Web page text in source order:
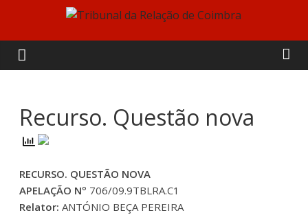
content
Tribunal
da
Relação
de
Coimbra
Recurso. Questão nova
RECURSO. QUESTÃO NOVA
APELAÇÃO Nº 706/09.9TBLRA.C1
Relator:ANTÓNIO BEÇA PEREIRA